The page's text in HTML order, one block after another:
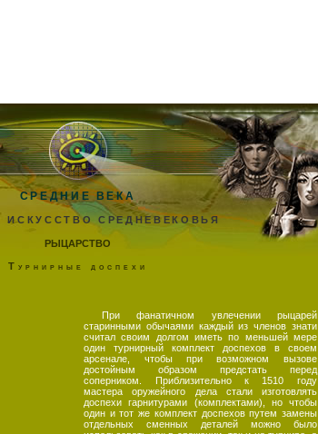
СРЕДНИЕ ВЕКА
ИСКУССТВО СРЕДНЕВЕКОВЬЯ
РЫЦАРСТВО
Турнирные доспехи
При фанатичном увлечении рыцарей
старинными обычаями каждый из членов знати
считал своим долгом иметь по меньшей мере
один турнирный комплект доспехов в своем
арсенале, чтобы при возможном вызове
достойным образом предстать перед
соперником. Приблизительно к 1510 году
мастера оружейного дела стали изготовлять
доспехи гарнитурами (комплектами), но чтобы
один и тот же комплект доспехов путем замены
отдельных сменных деталей можно было